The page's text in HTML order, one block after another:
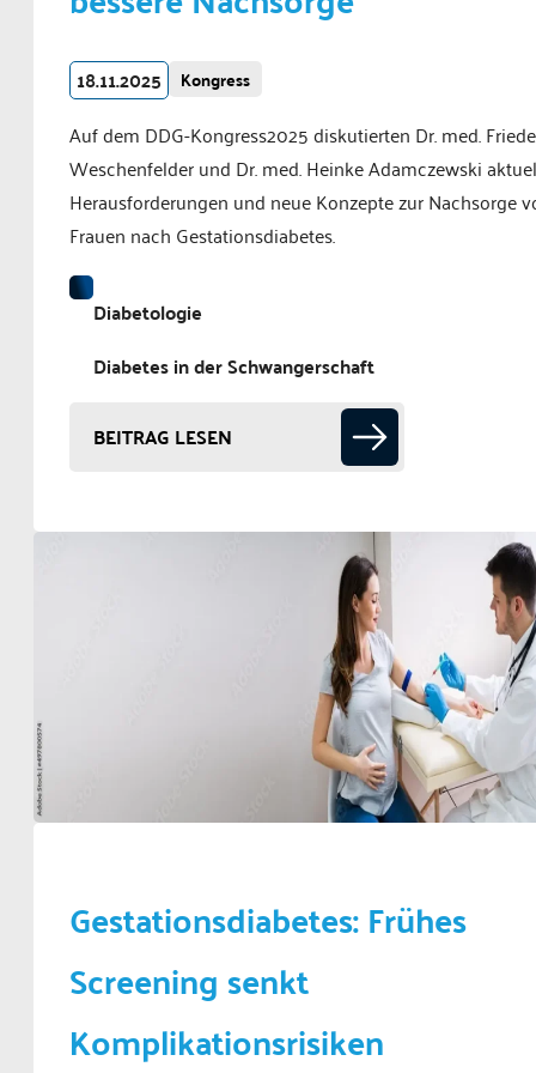
18.11.2025 Kongress
Auf dem DDG-Kongress2025 diskutierten Dr. med.
Weschenfelder und Dr. med. Heinke Adamczewski
Herausforderungen und neue Konzepte zur Nachsorge
Frauen nach Gestationsdiabetes.
Diabetologie
Diabetes in der Schwangerschaft
BEITRAG LESEN
Gestationsdiabetes: Frühes
Screening senkt
Komplikationsrisiken